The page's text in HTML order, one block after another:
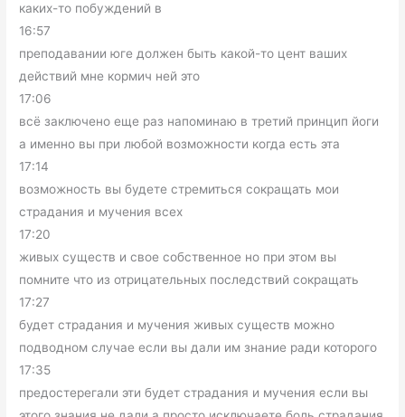
каких-то побуждений в
16:57
преподавании юге должен быть какой-то цент ваших
действий мне кормич ней это
17:06
всё заключено еще раз напоминаю в третий принцип йоги
а именно вы при любой возможности когда есть эта
17:14
возможность вы будете стремиться сокращать мои
страдания и мучения всех
17:20
живых существ и свое собственное но при этом вы
помните что из отрицательных последствий сокращать
17:27
будет страдания и мучения живых существ можно
подводном случае если вы дали им знание ради которого
17:35
предостерегали эти будет страдания и мучения если вы